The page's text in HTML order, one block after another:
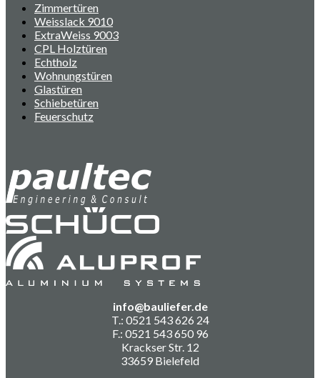
Zimmertüren
Weisslack 9010
ExtraWeiss 9003
CPL Holztüren
Echtholz
Wohnungstüren
Glastüren
Schiebetüren
Feuerschutz
info@bauliefer.de
T.: 0521 543 626 24
F.: 0521 543 650 96
Krackser Str. 12
33659 Bielefeld